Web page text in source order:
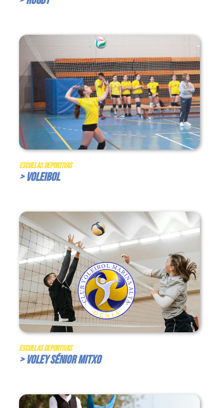
Escuelas Deportivas
> Voleibol
Escuelas Deportivas
> Voley Sénior Mitxo